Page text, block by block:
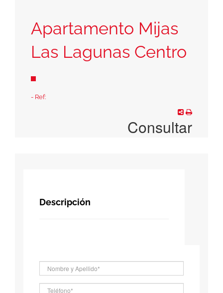
Apartamento Mijas
Las Lagunas Centro
- Ref:
Consultar
Descripción